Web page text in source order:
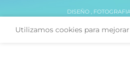
DISEÑO ,
Utilizamos cookies para